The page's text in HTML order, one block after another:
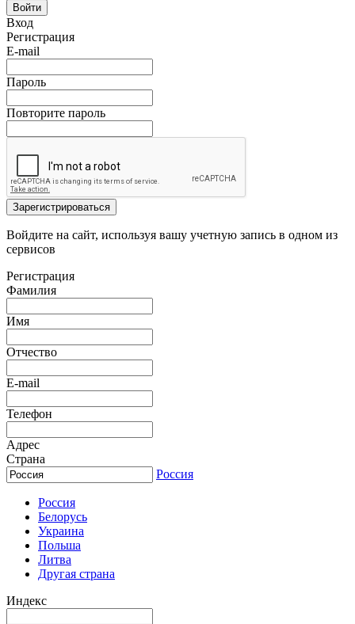
Войти
Вход
Регистрация
E-mail
Пароль
Повторите пароль
Зарегистрироваться
Войдите на сайт, используя вашу учетную запись в одном из
сервисов
Регистрация
Фамилия
Имя
Отчество
E-mail
Телефон
Адрес
Страна
Россия
Россия
Белорусь
Украина
Польша
Литва
Другая страна
Индекс